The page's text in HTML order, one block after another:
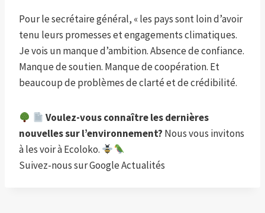
Pour le secrétaire général, « les pays sont loin d’avoir
tenu leurs promesses et engagements climatiques.
Je vois un manque d’ambition. Absence de confiance.
Manque de soutien. Manque de coopération. Et
beaucoup de problèmes de clarté et de crédibilité.
Voulez-vous connaître les dernières
nouvelles sur l’environnement? Nous vous invitons
à les voir à Ecoloko.
Suivez-nous sur Google Actualités